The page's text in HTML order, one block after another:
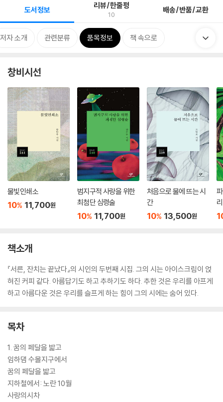
도서정보 리뷰/한줄평
10 배송/반품/교환
저자 소개 관련분류 품목정보 책 속으로
창비시선
물빛인쇄소
10% 11,700원
범지구적 사랑을 위한
최첨단 심령술
10% 11,700원
처음으로 물에 뜨는 시
간
10% 13,500원
책소개
『서른, 잔치는 끝났다』의 시인의 두번째 시집. 그의 시는 아이스크림이 얹
혀진 커피 같다. 아름답기도 하고 추하기도 하다. 추한 것은 우리를 아프게
하고 아름다운 것은 우리를 슬프게 하는 힘이 그의 시에는 숨어 있다.
목차
1. 꿈의 페달을 밟고
임하댐 수몰지구에서
꿈의 페달을 밟고
지하철에서: 노란 10월
사랑의시차